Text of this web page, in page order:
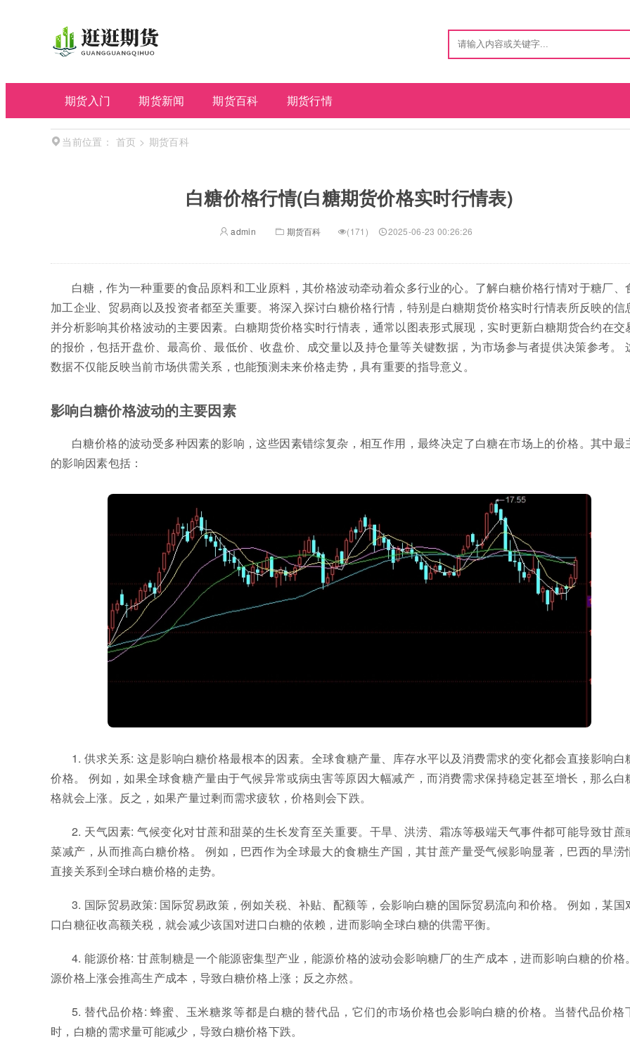
期货入门 期货新闻 期货百科 期货行情
当前位置： 首页 > 期货百科
白糖价格行情(白糖期货价格实时行情表)
admin 期货百科 (171) 2025-06-23 00:26:26
白糖，作为一种重要的食品原料和工业原料，其价格波动牵动着众多行业的心。了解白糖价格行情对于糖厂、
加工企业、贸易商以及投资者都至关重要。将深入探讨白糖价格行情，特别是白糖期货价格实时行情表所反映的信
并分析影响其价格波动的主要因素。白糖期货价格实时行情表，通常以图表形式展现，实时更新白糖期货合约在交
的报价，包括开盘价、最高价、最低价、收盘价、成交量以及持仓量等关键数据，为市场参与者提供决策参考。
数据不仅能反映当前市场供需关系，也能预测未来价格走势，具有重要的指导意义。
影响白糖价格波动的主要因素
白糖价格的波动受多种因素的影响，这些因素错综复杂，相互作用，最终决定了白糖在市场上的价格。其中最
的影响因素包括：
1. 供求关系: 这是影响白糖价格最根本的因素。全球食糖产量、库存水平以及消费需求的变化都会直接影响白
价格。 例如，如果全球食糖产量由于气候异常或病虫害等原因大幅减产，而消费需求保持稳定甚至增长，那么白
格就会上涨。反之，如果产量过剩而需求疲软，价格则会下跌。
2. 天气因素: 气候变化对甘蔗和甜菜的生长发育至关重要。干旱、洪涝、霜冻等极端天气事件都可能导致甘蔗
菜减产，从而推高白糖价格。 例如，巴西作为全球最大的食糖生产国，其甘蔗产量受气候影响显著，巴西的旱涝
直接关系到全球白糖价格的走势。
3. 国际贸易政策: 国际贸易政策，例如关税、补贴、配额等，会影响白糖的国际贸易流向和价格。 例如，某国
口白糖征收高额关税，就会减少该国对进口白糖的依赖，进而影响全球白糖的供需平衡。
4. 能源价格: 甘蔗制糖是一个能源密集型产业，能源价格的波动会影响糖厂的生产成本，进而影响白糖的价格
源价格上涨会推高生产成本，导致白糖价格上涨；反之亦然。
5. 替代品价格: 蜂蜜、玉米糖浆等都是白糖的替代品，它们的市场价格也会影响白糖的价格。当替代品价格
时，白糖的需求量可能减少，导致白糖价格下跌。